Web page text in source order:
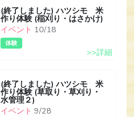
(終了しました) ハツシモ 米
作り体験 (稲刈り・はさかけ)
イベント 10/18
体験
>>詳細
(終了しました) ハツシモ 米
作り体験 (草取り・草刈り・
水管理２)
イベント 9/28